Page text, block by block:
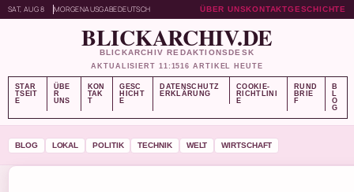
SAT, AUG 8 MORGENAUSGABEDEUTSCH ÜBER UNSKONTAKTGESCHICHTE
BLICKARCHIV.DE
BLICKARCHIV REDAKTIONSDESK
AKTUALISIERT 11:1516 ARTIKEL HEUTE
STAR
TSEIT
E
ÜBE
R
UNS
KON
TAK
T
GESC
HICHT
E
DATENSCHUTZ
ERKLÄRUNG
COOKIE-
RICHTLINI
E
RUND
BRIE
F
B
L
O
G
BLOG LOKAL POLITIK TECHNIK WELT WIRTSCHAFT